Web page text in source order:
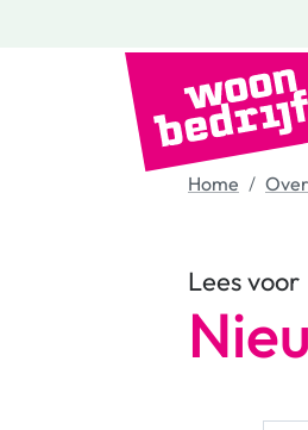
Home
Lees voor